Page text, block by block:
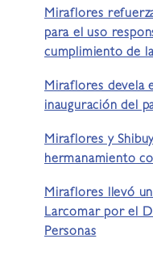
Miraflores
para el uso
cumplimiento de
Miraflores devela
inauguración del
Miraflores y
hermanamiento
Miraflores llevó
Larcomar por el
Personas